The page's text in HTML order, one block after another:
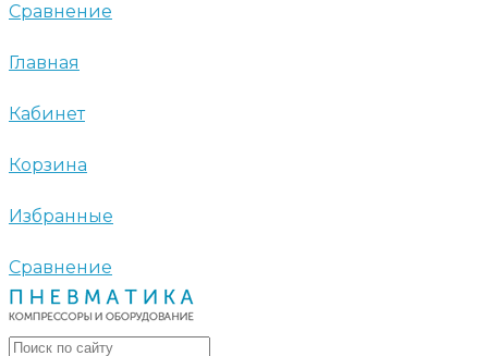
Сравнение
Главная
Кабинет
Корзина
Избранные
Сравнение